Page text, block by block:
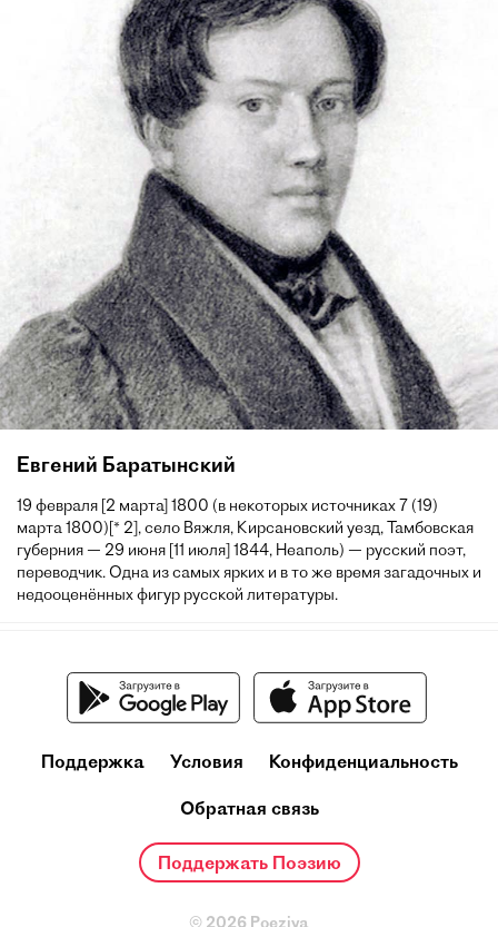
Евгений Баратынский
19 февраля [2 марта] 1800 (в некоторых источниках 7 (19)
марта 1800)[* 2], село Вяжля, Кирсановский уезд, Тамбовская
губерния — 29 июня [11 июля] 1844, Неаполь) — русский поэт,
переводчик. Одна из самых ярких и в то же время загадочных и
недооценённых фигур русской литературы.
Поддержка Условия Конфиденциальность
Обратная связь
Поддержать Поэзию
© 2026 Poeziya